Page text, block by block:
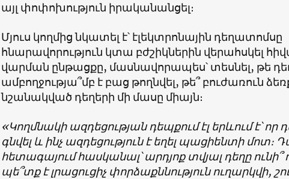
այլ փոփոխություն իրականանցել։
Մյուս կողմից նկատել է՝ էլեկտրոնային դեղատոմսը
հնարավորություն կտա բժշիկներին վերահսկել
վարման ընթացքը, մասնավորապես՝ տեսնել, թե
ամբողջությա՞մբ է բաց թողնվել, թե՞ բուժառուն
նշանակված դեղերի մի մասը միայն։
«Կողմնակի ազդեցության դեպքում էլ երևում է՝ որ
գնվել և ինչ ազդեցություն է եղել պացիենտի մոտ։
հետագայում հասկանալ՝ արդյոք տվյալ դեղը
պե՞տք է լրացուցիչ փորձաքննություն ուղարկվի,